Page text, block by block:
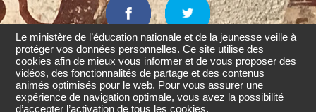
Retourner
en
haut
Contact Crédits
Mentions
légales
Accessibilité : non
conforme
Pourquoi
Odysseum ?
Le ministère de l’éducation nationale et de la jeunesse veille à
protéger vos données personnelles. Ce site utilise des
cookies afin de mieux vous informer et de vous proposer des
vidéos, des fonctionnalités de partage et des contenus
animés optimisés pour le web. Pour vous assurer une
expérience de navigation optimale, vous avez la possibilité
d’accepter l’activation de tous les cookies.